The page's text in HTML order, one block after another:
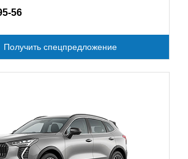
56
Получить спецпредложение